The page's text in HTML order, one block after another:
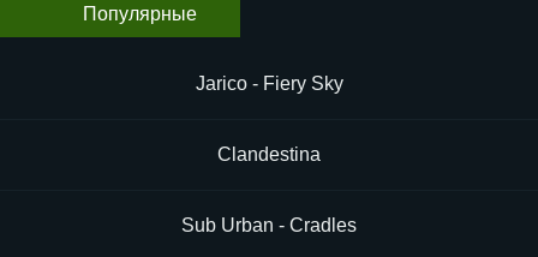
Популярные
Jarico - Fiery Sky
Clandestina
Sub Urban - Cradles